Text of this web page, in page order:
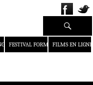
FESTIVAL FORMAT COURT
FILMS EN LIGNE
Recherche